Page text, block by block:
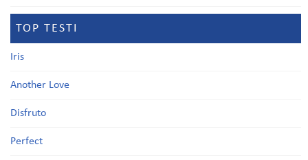
TOP TESTI
Iris
Another Love
Disfruto
Perfect